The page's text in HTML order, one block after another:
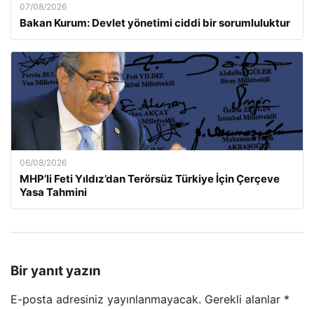
07/08/2026
Bakan Kurum: Devlet yönetimi ciddi bir sorumluluktur
06/08/2026
MHP’li Feti Yıldız’dan Terörsüz Türkiye İçin Çerçeve
Yasa Tahmini
Bir yanıt yazın
E-posta adresiniz yayınlanmayacak. Gerekli alanlar *